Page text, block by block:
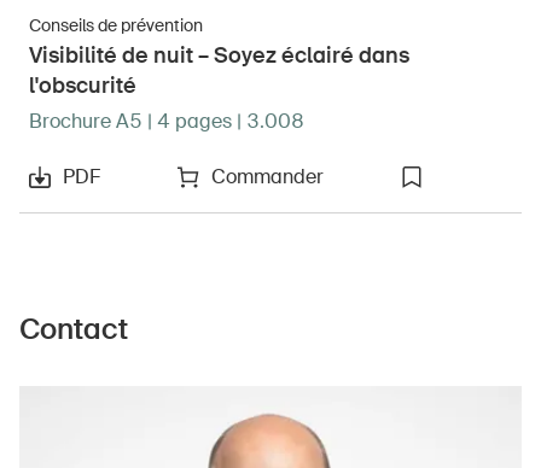
Conseils de prévention
Visibilité de nuit – Soyez éclairé dans
l'obscurité
Brochure A5 | 4 pages | 3.008
PDF Commander
Contact